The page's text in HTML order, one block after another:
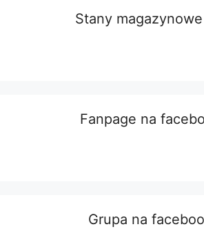
Stany
Fanpage na
Grupa na